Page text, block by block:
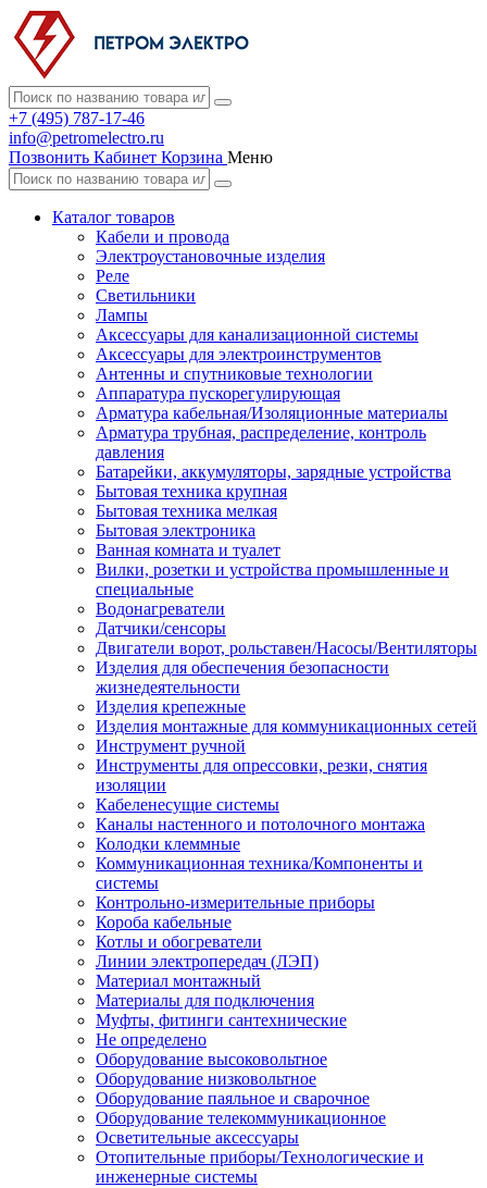
+7 (495) 787-17-46
info@petromelectro.ru
Позвонить Кабинет Корзина Меню
Каталог товаров
Кабели и провода
Электроустановочные изделия
Реле
Светильники
Лампы
Аксессуары для канализационной системы
Аксессуары для электроинструментов
Антенны и спутниковые технологии
Аппаратура пускорегулирующая
Арматура кабельная/Изоляционные материалы
Арматура трубная, распределение, контроль
давления
Батарейки, аккумуляторы, зарядные устройства
Бытовая техника крупная
Бытовая техника мелкая
Бытовая электроника
Ванная комната и туалет
Вилки, розетки и устройства промышленные и
специальные
Водонагреватели
Датчики/сенсоры
Двигатели ворот, рольставен/Насосы/Вентиляторы
Изделия для обеспечения безопасности
жизнедеятельности
Изделия крепежные
Изделия монтажные для коммуникационных сетей
Инструмент ручной
Инструменты для опрессовки, резки, снятия
изоляции
Кабеленесущие системы
Каналы настенного и потолочного монтажа
Колодки клеммные
Коммуникационная техника/Компоненты и
системы
Контрольно-измерительные приборы
Короба кабельные
Котлы и обогреватели
Линии электропередач (ЛЭП)
Материал монтажный
Материалы для подключения
Муфты, фитинги сантехнические
Не определено
Оборудование высоковольтное
Оборудование низковольтное
Оборудование паяльное и сварочное
Оборудование телекоммуникационное
Осветительные аксессуары
Отопительные приборы/Технологические и
инженерные системы